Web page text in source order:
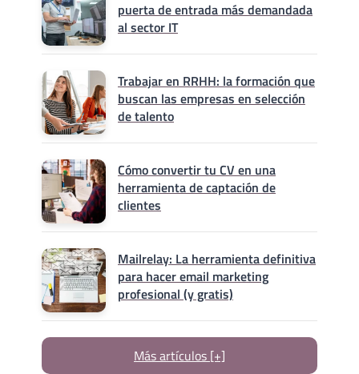
puerta de entrada más demandada
al sector IT
Trabajar en RRHH: la formación que
buscan las empresas en selección
de talento
Cómo convertir tu CV en una
herramienta de captación de
clientes
Mailrelay: La herramienta definitiva
para hacer email marketing
profesional (y gratis)
Más artículos [+]